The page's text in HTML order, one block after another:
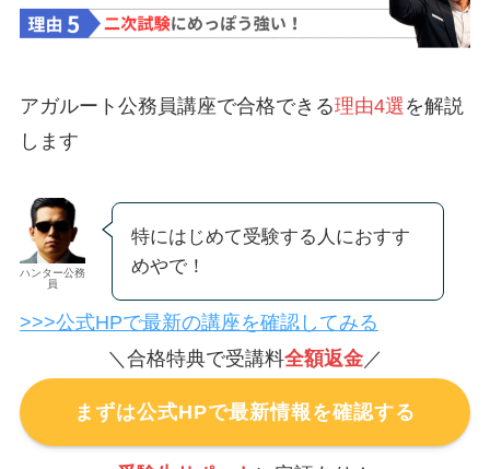
アガルート公務員講座で合格できる理由4選 を解説
します
ハンター公務
員
特にはじめて受験する人におすす
めやで！
>>>公式HPで最新の講座を確認してみる
＼合格特典で受講料全額返金 ／
まずは公式HPで最新情報を確認する